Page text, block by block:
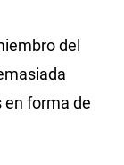
del
en forma de